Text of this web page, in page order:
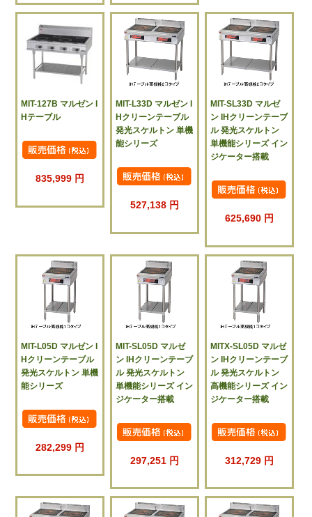
MIT-127B マルゼン I
Hテーブル
835,999 円
MIT-L33D マルゼン I
Hクリーンテーブル
発光スケルトン 単機
能シリーズ
527,138 円
MIT-SL33D マルゼ
ン IHクリーンテーブ
ル 発光スケルトン
単機能シリーズ イン
ジケーター搭載
625,690 円
MIT-L05D マルゼン I
Hクリーンテーブル
発光スケルトン 単機
能シリーズ
282,299 円
MIT-SL05D マルゼ
ン IHクリーンテーブ
ル 発光スケルトン
単機能シリーズ イン
ジケーター搭載
297,251 円
MITX-SL05D マルゼ
ン IHクリーンテーブ
ル 発光スケルトン
高機能シリーズ イン
ジケーター搭載
312,729 円